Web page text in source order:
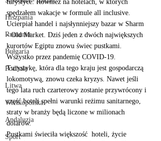
Hiszpania
Rumunia
Bułgaria
Podhale
Litwa
Wielkopolska
Andaluzja
Sport
turystyce. Również na hotelach, w których
spędzałem wakacje w formule all inclusive.
Ucierpiał handel i najsłynniejszy bazar w Sharm
- Old Market. Dziś jeden z dwóch największych
kurortów Egiptu znowu świec pustkami.
Wszystko przez pandemię COVID-19.
Turystykę, która dla tego kraju jest gospodarczą
lokomotywą, znowu czeka kryzys. Nawet jeśli
tego lata ruch czarterowy zostanie przywrócony i
część hoteli spełni warunki reżimu sanitarnego,
straty w branży będą liczone w milionach
dolarów.
Pustkami świeciła większość  hoteli, życie